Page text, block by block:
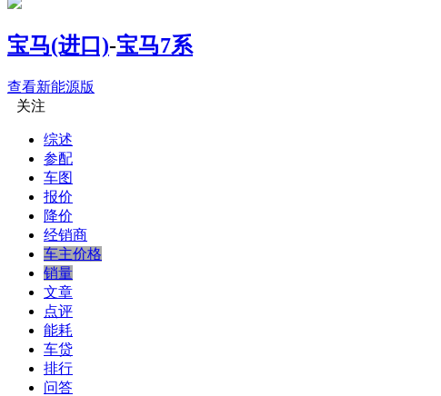
宝马(进口)-宝马7系
查看新能源版
关注
综述
参配
车图
报价
降价
经销商
车主价格
销量
文章
点评
能耗
车贷
排行
问答